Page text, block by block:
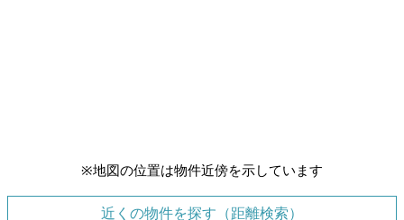
※地図の位置は物件近傍を示しています
近くの物件を探す（距離検索）